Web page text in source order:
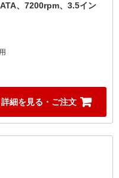
、7200rpm、3.5イン
詳細を見る・ご注文